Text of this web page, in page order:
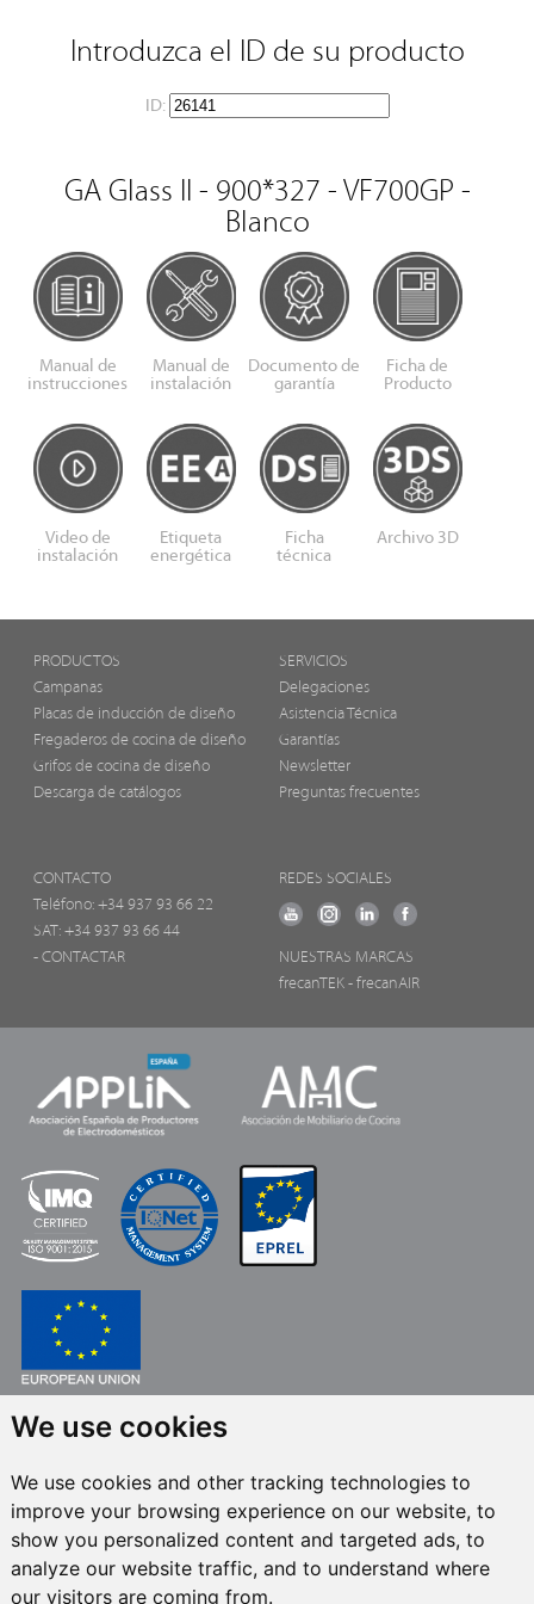
We use cookies
We use cookies and other tracking technologies to
improve your browsing experience on our website, to
show you personalized content and targeted ads, to
analyze our website traffic, and to understand where
our visitors are coming from.
Introduzca el ID de su producto
ID:
GA Glass II - 900*327 - VF700GP -
Blanco
Manual de
instrucciones
Manual de
instalación
Documento de
garantía
Ficha de
Producto
Video de
instalación
Etiqueta
energética
Ficha
técnica
Archivo 3D
PRODUCTOS
Campanas
Placas de inducción de diseño
Fregaderos de cocina de diseño
Grifos de cocina de diseño
Descarga de catálogos
SERVICIOS
Delegaciones
Asistencia Técnica
Garantías
Newsletter
Preguntas frecuentes
CONTACTO
Teléfono: +34 937 93 66 22
SAT: +34 937 93 66 44
- CONTACTAR
REDES SOCIALES
NUESTRAS MARCAS
frecanTEK - frecanAIR
FONDO EUROPEO DE DESARROLLO REGIONAL
FRECAN S.L.U.en el marco del Programa ICEX Next, ha contado con el apoyo
de ICEX y con la cofinanciación del fondo europeo FEDER. La finalidad de
este apoyo es contribuir al desarrollo internacional de la empresa y de su
entorno.